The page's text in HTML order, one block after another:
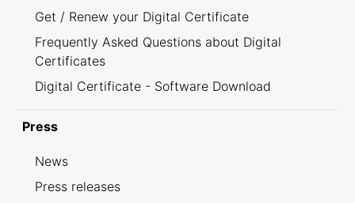
Get / Renew your Digital Certificate
Frequently Asked Questions about Digital
Certificates
Digital Certificate - Software Download
Press
News
Press releases